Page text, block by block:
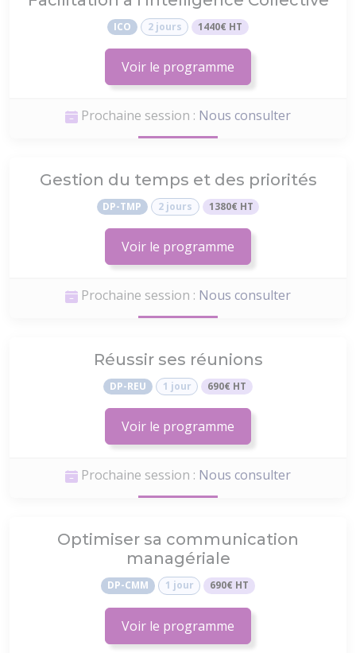
ICO 2 jours 1440€ HT
Voir le programme
Prochaine session : Nous consulter
Gestion du temps et des priorités
DP-TMP 2 jours 1380€ HT
Voir le programme
Prochaine session : Nous consulter
Réussir ses réunions
DP-REU 1 jour 690€ HT
Voir le programme
Prochaine session : Nous consulter
Optimiser sa communication
managériale
DP-CMM 1 jour 690€ HT
Voir le programme